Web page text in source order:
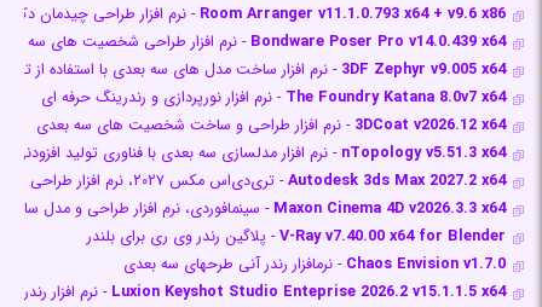
Room Arranger v11.1.0.793 x64 + v9.6 x86 - نرم افزار طراحی چیدمان
Bondware Poser Pro v14.0.439 x64 - نرم افزار طراحی شخصیت های سه
3DF Zephyr v9.005 x64 - نرم افزار ساخت مدل های سه بعدی با استفاده از
The Foundry Katana 8.0v7 x64 - نرم افزار نورپردازی و رندرینگ حرفه ای
3DCoat v2026.12 x64 - نرم افزار طراحی و ساخت شخصیت های سه بعدی
nTopology v5.51.3 x64 - نرم افزار مدلسازی سه بعدی با فناوری تولید افزودنی
Autodesk 3ds Max 2027.2 x64- تری‌دی‌اس مکس ۲۰۲۷، نرم افزار طراحی سه بعدی و ساخت انیمیشن
Maxon Cinema 4D v2026.3.3 x64 - سینمافوردی، نرم افزار طراحی و مدل
V-Ray v7.40.00 x64 for Blender- پلاگین رندر وی ری برای بلندر
Chaos Envision v1.7.0 - نرم‎افزار رندر آنی طرح‎های سه بعدی
Luxion Keyshot Studio Enteprise 2026.2 v15.1.1.5 x64 - نرم افزار